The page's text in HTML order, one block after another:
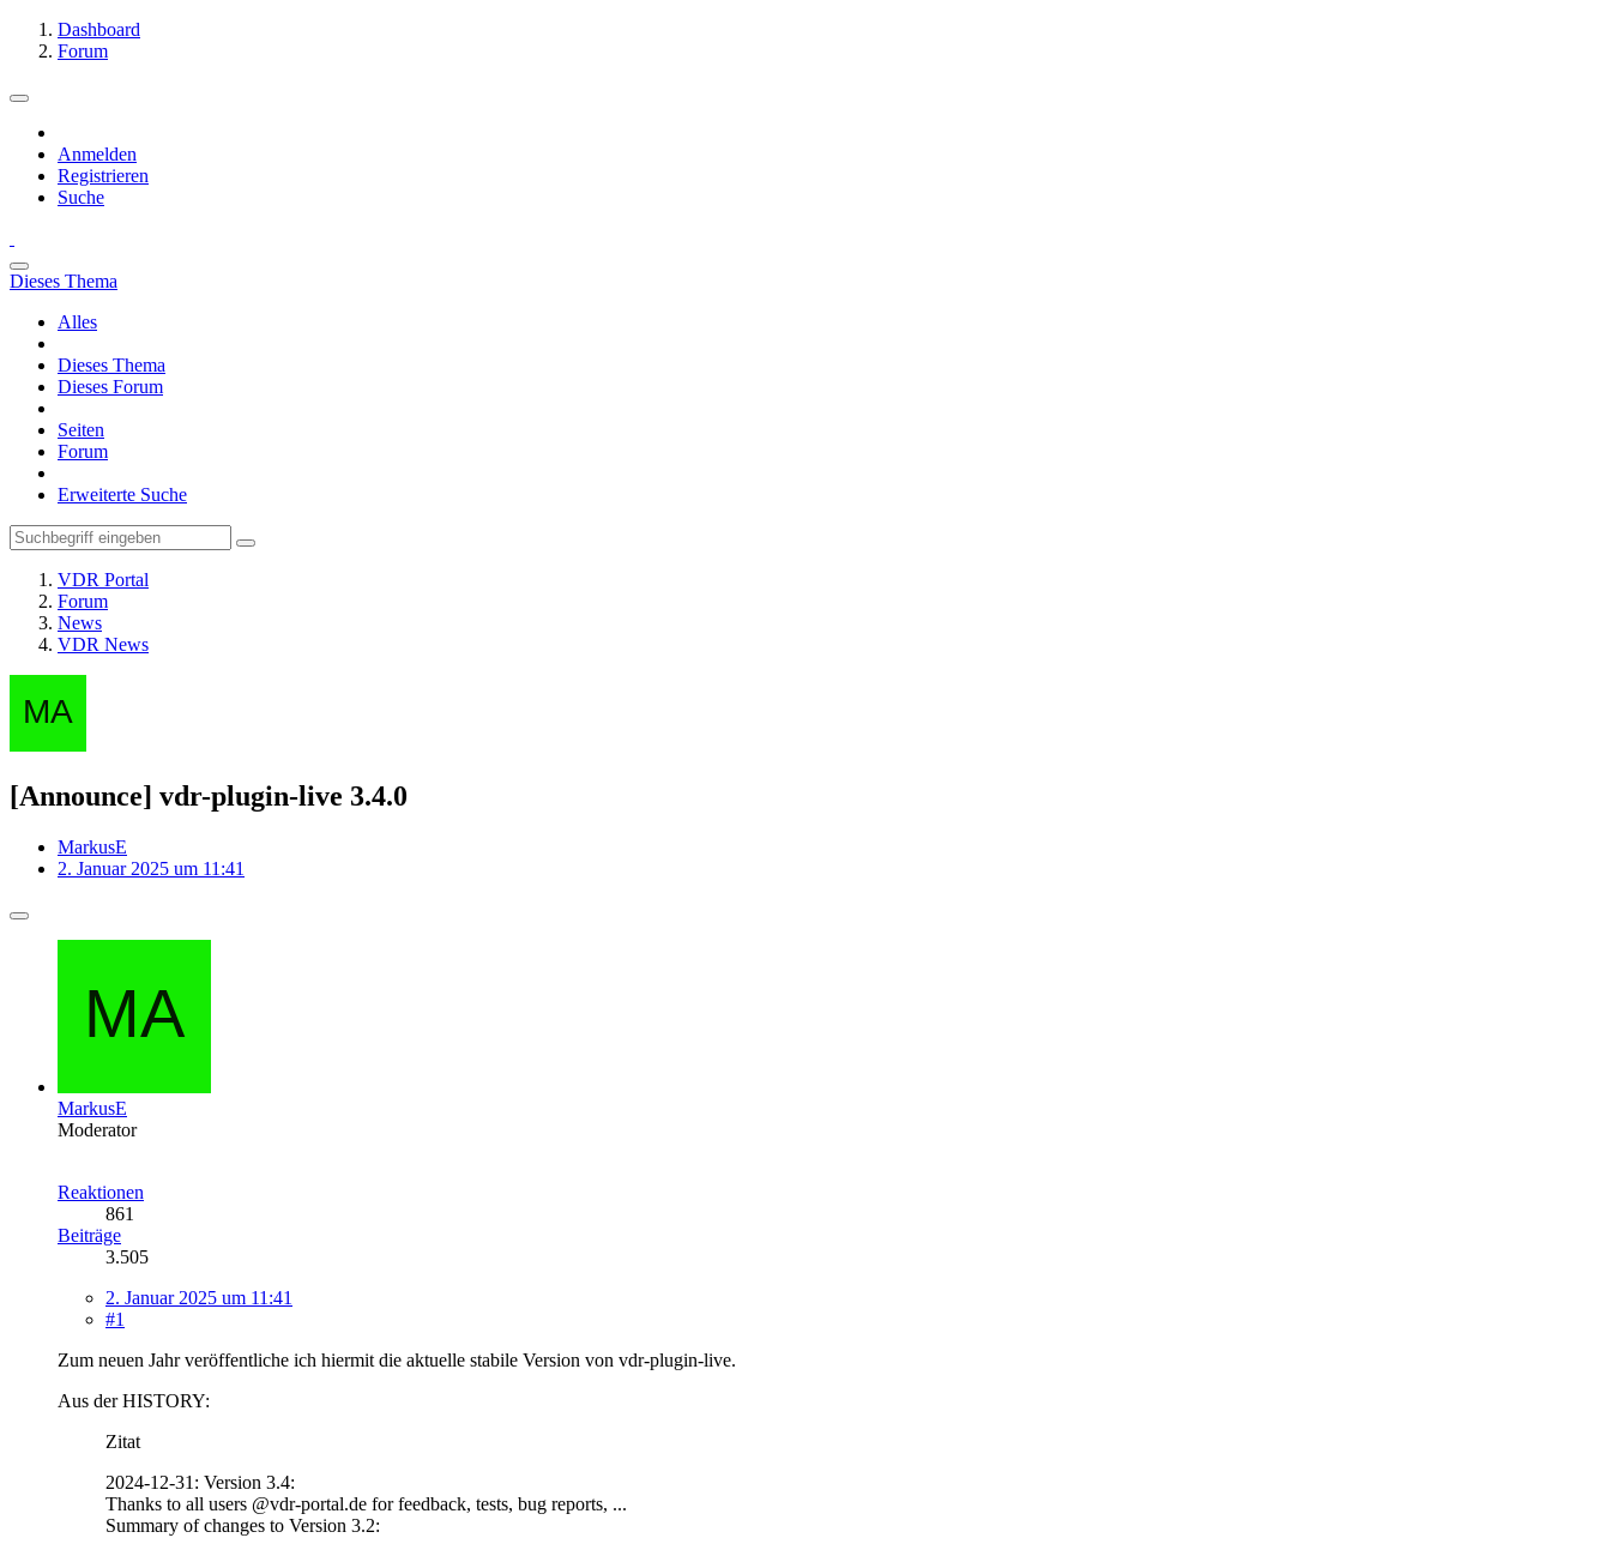
Dashboard
Forum
Anmelden
Registrieren
Suche
Dieses Thema
Alles
Dieses Thema
Dieses Forum
Seiten
Forum
Erweiterte Suche
VDR Portal
Forum
News
VDR News
[Announce] vdr-plugin-live 3.4.0
MarkusE
2. Januar 2025 um 11:41
MarkusE
Moderator
Reaktionen
861
Beiträge
3.505
2. Januar 2025 um 11:41
#1
Zum neuen Jahr veröffentliche ich hiermit die aktuelle stabile Version von vdr-plugin-live.
Aus der HISTORY:
Zitat
2024-12-31: Version 3.4:
Thanks to all users @vdr-portal.de for feedback, tests, bug reports, ...
Summary of changes to Version 3.2: